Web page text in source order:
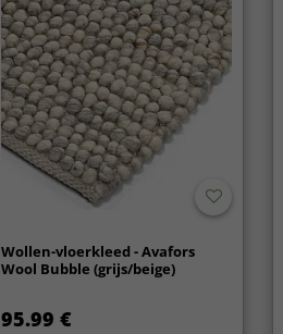
Wollen-vloerkleed - Avafors
Wool Bubble (grijs/beige)
95.99 €